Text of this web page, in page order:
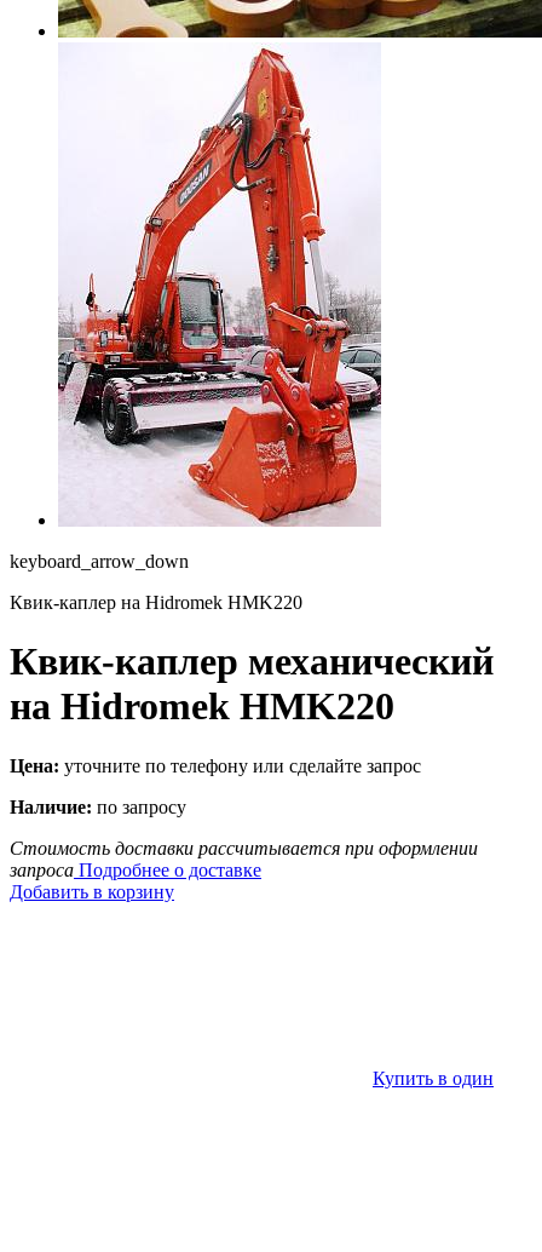
keyboard_arrow_down
Квик-каплер на Hidromek HMK220
Квик-каплер механический
на Hidromek HMK220
Цена: уточните по телефону или сделайте запрос
Наличие: по запросу
Стоимость доставки рассчитывается при оформлении
запроса Подробнее о доставке
Добавить в корзину
Купить в один